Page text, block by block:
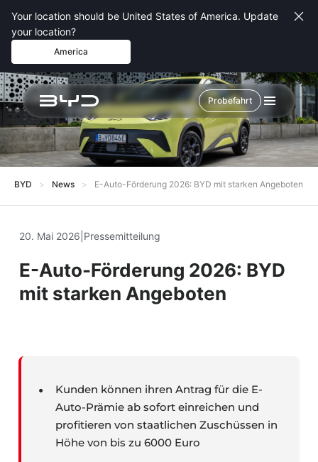
Your location should be United States of America. Update
your location?
America
Probefahrt
BYD News E-Auto-Förderung 2026: BYD mit starken Angeboten
20. Mai 2026 Pressemitteilung
E-Auto-Förderung 2026: BYD
mit starken Angeboten
Kunden können ihren Antrag für die E-
Auto-Prämie ab sofort einreichen und
profitieren von staatlichen Zuschüssen in
Höhe von bis zu 6000 Euro